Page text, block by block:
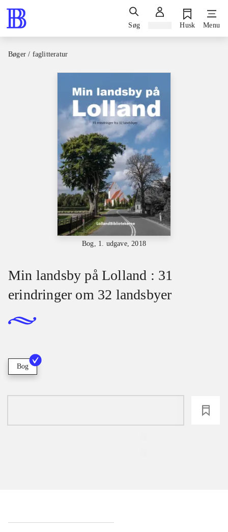
Søg Husk Menu
Bøger / faglitteratur
Bog, 1. udgave, 2018
Min landsby på Lolland : 31
erindringer om 32 landsbyer
Bog